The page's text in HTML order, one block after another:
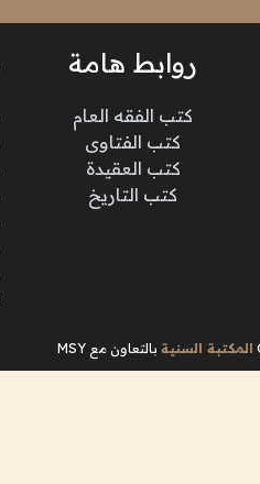
روابط هامة
كتب الفقه العام
كتب الفتاوى
كتب العقيدة
كتب التاريخ
المكتبة السنية بالتعاون مع MSY